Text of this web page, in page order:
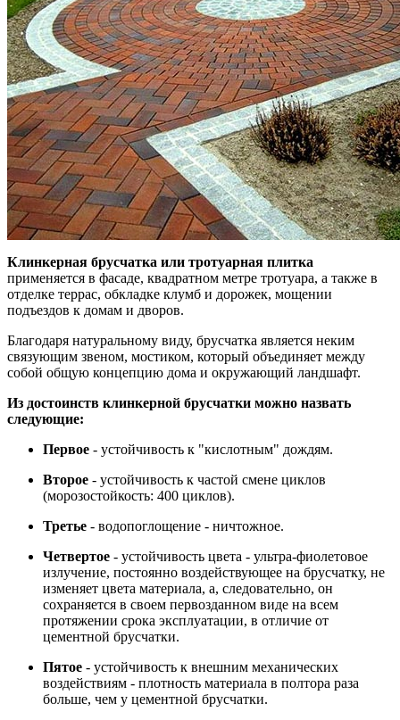
Клинкерная брусчатка или тротуарная плитка
применяется в фасаде, квадратном метре тротуара, а также в
отделке террас, обкладке клумб и дорожек, мощении
подъездов к домам и дворов.
Благодаря натуральному виду, брусчатка является неким
связующим звеном, мостиком, который объединяет между
собой общую концепцию дома и окружающий ландшафт.
Из достоинств клинкерной брусчатки можно назвать
следующие:
Первое - устойчивость к "кислотным" дождям.
Второе - устойчивость к частой смене циклов
(морозостойкость: 400 циклов).
Третье - водопоглощение - ничтожное.
Четвертое - устойчивость цвета - ультра-фиолетовое
излучение, постоянно воздействующее на брусчатку, не
изменяет цвета материала, а, следовательно, он
сохраняется в своем первозданном виде на всем
протяжении срока эксплуатации, в отличие от
цементной брусчатки.
Пятое - устойчивость к внешним механических
воздействиям - плотность материала в полтора раза
больше, чем у цементной брусчатки.